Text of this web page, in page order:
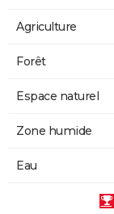
Agriculture
Forêt
Espace naturel
Zone humide
Eau